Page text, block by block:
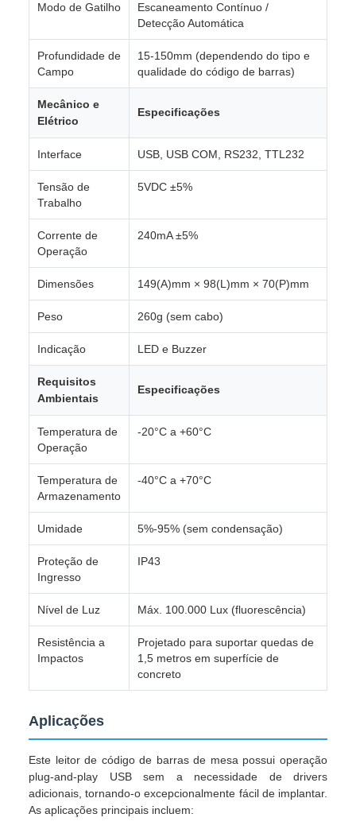
Modo de Gatilho
Escaneamento Contínuo /
Detecção Automática
Profundidade de
Campo
15-150mm (dependendo do tipo e
qualidade do código de barras)
Mecânico e
Elétrico
Especificações
Interface USB, USB COM, RS232, TTL232
Tensão de
Trabalho
5VDC ±5%
Corrente de
Operação
240mA ±5%
Dimensões 149(A)mm × 98(L)mm × 70(P)mm
Peso 260g (sem cabo)
Indicação LED e Buzzer
Requisitos
Ambientais
Especificações
Temperatura de
Operação
-20°C a +60°C
Temperatura de
Armazenamento
-40°C a +70°C
Umidade 5%-95% (sem condensação)
Proteção de
Ingresso
IP43
Nível de Luz Máx. 100.000 Lux (fluorescência)
Resistência a
Impactos
Projetado para suportar quedas de
1,5 metros em superfície de
concreto
Aplicações
Este leitor de código de barras de mesa possui operação
plug-and-play USB sem a necessidade de drivers
adicionais, tornando-o excepcionalmente fácil de implantar.
As aplicações principais incluem: